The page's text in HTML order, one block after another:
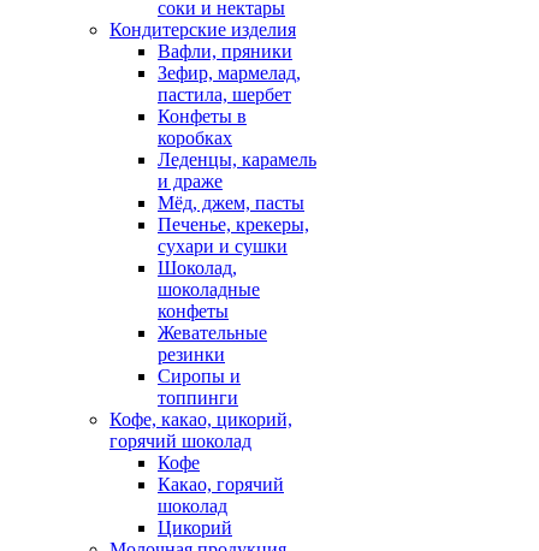
соки и нектары
Кондитерские изделия
Вафли, пряники
Зефир, мармелад,
пастила, шербет
Конфеты в
коробках
Леденцы, карамель
и драже
Мёд, джем, пасты
Печенье, крекеры,
сухари и сушки
Шоколад,
шоколадные
конфеты
Жевательные
резинки
Сиропы и
топпинги
Кофе, какао, цикорий,
горячий шоколад
Кофе
Какао, горячий
шоколад
Цикорий